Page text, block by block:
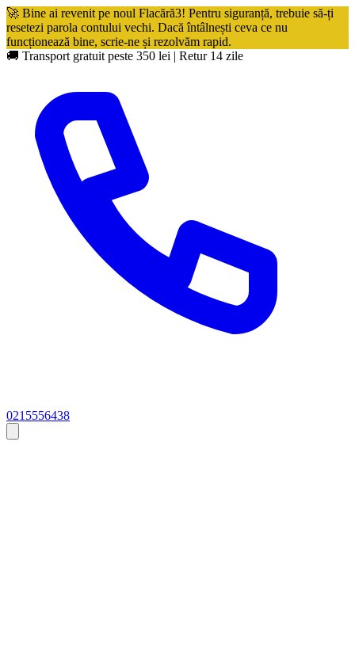
🚀 Bine ai revenit pe noul Flacără3! Pentru siguranță, trebuie să-ți
resetezi parola contului vechi. Dacă întâlnești ceva ce nu
funcționează bine, scrie-ne și rezolvăm rapid.
🚚 Transport gratuit peste 350 lei | Retur 14 zile
0215556438